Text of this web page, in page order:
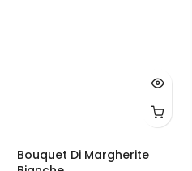
Bouquet Di Margherite